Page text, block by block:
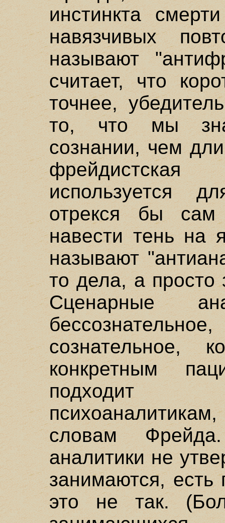
инстинкта
навязчивых
называют
считает, что
точнее,
то, что мы
сознании, чем
используется
отрекся бы
навести тень на
называют
то дела, а
Сценарные
сознательное,
конкретным
подходит
словам
аналитики не
занимаются, есть
это не так.